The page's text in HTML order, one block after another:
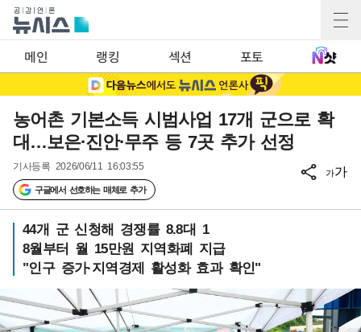
메인 랭킹 섹션 포토
농어촌 기본소득 시범사업 17개 군으로 확
대…보은·진안·무주 등 7곳 추가 선정
기사등록 2026/06/11 16:03:55
구글에서 선호하는 매체로 추가
가가
44개 군 신청해 경쟁률 8.8대 1
8월부터 월 15만원 지역화폐 지급
"인구 증가·지역경제 활성화 효과 확인"